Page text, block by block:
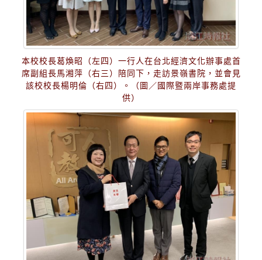
本校校長葛煥昭（左四）一行人在台北經濟文化辦事處首
席副組長馬湘萍（右三）陪同下，走訪景嶺書院，並會見
該校校長楊明倫（右四）。（圖／國際暨兩岸事務處提
供）